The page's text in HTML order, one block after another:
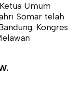
Umum
Somar telah
Kongres